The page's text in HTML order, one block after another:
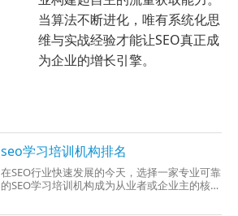
当算法不断进化，唯有系统化思
维与实战经验才能让SEO真正成
为企业的增长引擎。
seo学习培训机构排名
在SEO行业快速发展的今天，选择一家专业可靠
的SEO学习培训机构成为从业者或企业主的核心
哪